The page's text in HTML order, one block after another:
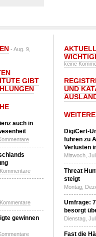
- Aug. 9,
GIBT I
auch in
gewinnen
keine
UND
DigiCert-
führen zu
Verlusten
Mittwoch,
Threat
steigt
Montag,
Umfrage:
besorgt
Dienstag,
Fast die